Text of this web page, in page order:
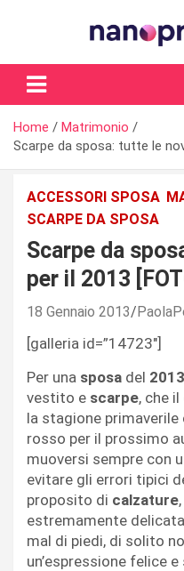
Il magazine femminile di
Home
Matrimonio
Scarpe da sposa: tutte le
ACCESSORI SPOSA
SCARPE DA SPOSA
Scarpe da
per il 2013
18 Gennaio 2013
[galleria id=”14723″]
Per una sposa del 2013
vestito e scarpe, che
la stagione
rosso per il prossimo
muoversi sempre con
evitare gli errori tipici
proposito di calzature
estremamente
mal di piedi, di solito
un’espressione felice